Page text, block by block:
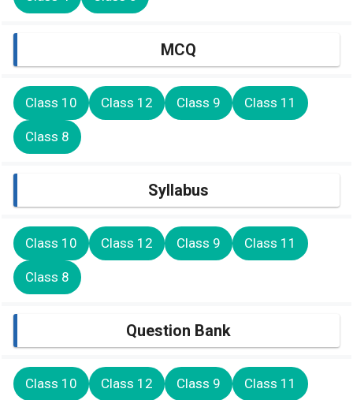
MCQ
Class 10 Class 12 Class 9 Class 11
Class 8
Syllabus
Class 10 Class 12 Class 9 Class 11
Class 8
Question Bank
Class 10 Class 12 Class 9 Class 11